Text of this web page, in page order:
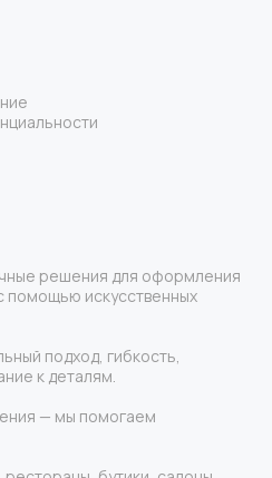
решения для оформления
помощью искусственных
подход, гибкость,
к деталям.
— мы помогаем